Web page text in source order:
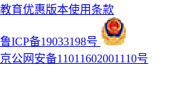
教育优惠版本使用条款
鲁ICP备19033198号
京公网安备11011602001110号